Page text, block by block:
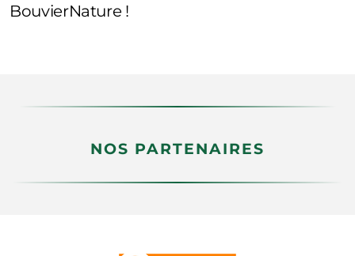
BouvierNature !
NOS PARTENAIRES